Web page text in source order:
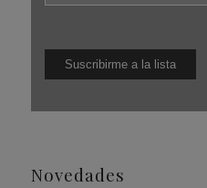
Novedades